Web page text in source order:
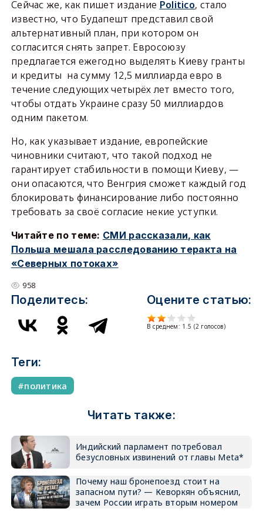
Сейчас же, как пишет издание Politico, стало
известно, что Будапешт представил свой
альтернативный план, при котором он
согласится снять запрет. Евросоюзу
предлагается ежегодно выделять Киеву гранты
и кредиты на сумму 12,5 миллиарда евро в
течение следующих четырёх лет вместо того,
чтобы отдать Украине сразу 50 миллиардов
одним пакетом.
Но, как указывает издание, европейские
чиновники считают, что такой подход не
гарантирует стабильности в помощи Киеву, —
они опасаются, что Венгрия сможет каждый год
блокировать финансирование либо постоянно
требовать за своё согласие некие уступки.
Читайте по теме: СМИ рассказали, как
Польша мешала расследованию теракта на
«Северных потоках»
958
Поделитесь: Оцените статью:
В среднем: 1.5 (2 голосов)
Теги:
политика
Читать также:
Индийский парламент потребовал
безусловных извинений от главы Meta*
Почему наш бронепоезд стоит на
запасном пути? — Кеворкян объяснил,
зачем России играть вторым номером